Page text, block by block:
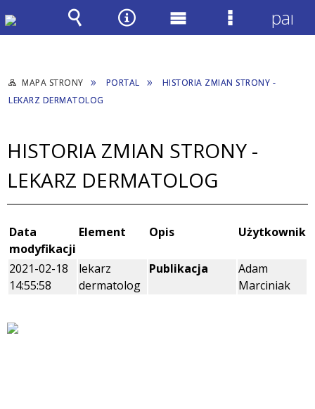
MAPA STRONY PORTAL
HISTORIA ZMIAN STRONY -
LEKARZ DERMATOLOG
HISTORIA ZMIAN STRONY -
LEKARZ DERMATOLOG
Data
modyfikacji
Element Opis Użytkownik
2021-02-18
14:55:58
lekarz
dermatolog
Publikacja
Adam
Marciniak
Wyszukiwarka
Narzędzia
Menu Menu
panel